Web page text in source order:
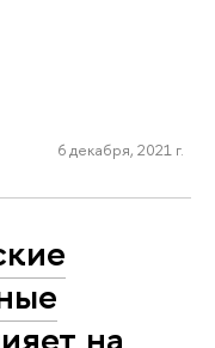
6 декабря, 2021 г.